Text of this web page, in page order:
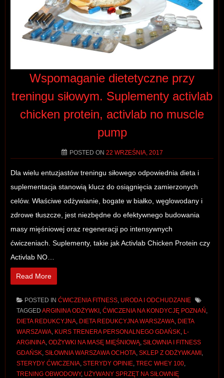
Wspomaganie dietetyczne przy
treningu siłowym. Suplementy activlab
chicken protein, activlab no muscle
pump
POSTED ON 22 WRZEŚNIA, 2017
Dla wielu entuzjastów treningu siłowego odpowiednia dieta i
suplementacja stanowią klucz do osiągnięcia zamierzonych
celów. Właściwe odżywianie, bogate w białko, węglowodany i
zdrowe tłuszcze, jest niezbędne do efektywnego budowania
masy mięśniowej oraz regeneracji po intensywnych
ćwiczeniach. Suplementy, takie jak Activlab Chicken Protein czy
Activlab NO…
Read More
POSTED IN ĆWICZENIA FITNESS URODA I ODCHUDZANIE
TAGGED ARGININA ODŻYWKI ĆWICZENIA NA KONDYCJĘ POZNAŃ
DIETA REDUKCYJNA DIETA REDUKCYJNA WARSZAWA DIETA
WARSZAWA KURS TRENERA PERSONALNEGO GDAŃSK L-
ARGININA ODŻYWKI NA MASĘ MIĘŚNIOWĄ SIŁOWNIA I FITNESS
GDAŃSK SIŁOWNIA WARSZAWA OCHOTA SKLEP Z ODŻYWKAMI
STERYDY ĆWICZENIA STERYDY OPINIE TREC WHEY 100
TRENING OBWODOWY, UŻYWANY SPRZĘT NA SIŁOWNIĘ